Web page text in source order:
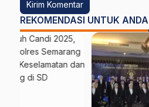
REKOMENDASI UNTUK ANDA